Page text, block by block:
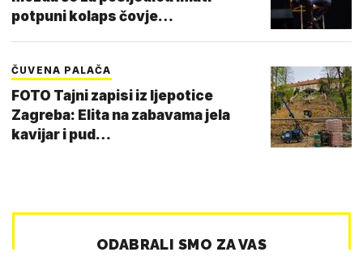
potpuni kolaps čovje…
ČUVENA PALAČA
FOTO Tajni zapisi iz ljepotice
Zagreba: Elita na zabavama jela
kavijar i pud…